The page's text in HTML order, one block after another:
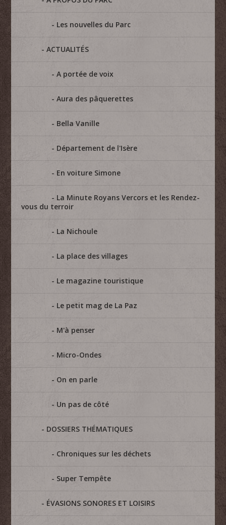
Les nouvelles du Parc
ACTUALITÉS
A portée de voix
Aura des pâquerettes
Bella Vanille
Département de l'Isère
En voiture Simone
La Minute Royans Vercors et les Rendez-
vous du terroir
La Nichoule
La place des villages
Le magazine touristique
Le petit mag de La Paz
M'à penser
Micro-Ondes
On en parle
Un pas de côté
DOSSIERS THÉMATIQUES
Chroniques sur les déchets
Super Tempête
ÉVASIONS SONORES ET LOISIRS